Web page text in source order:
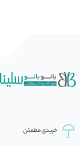
خریدی مطمئن